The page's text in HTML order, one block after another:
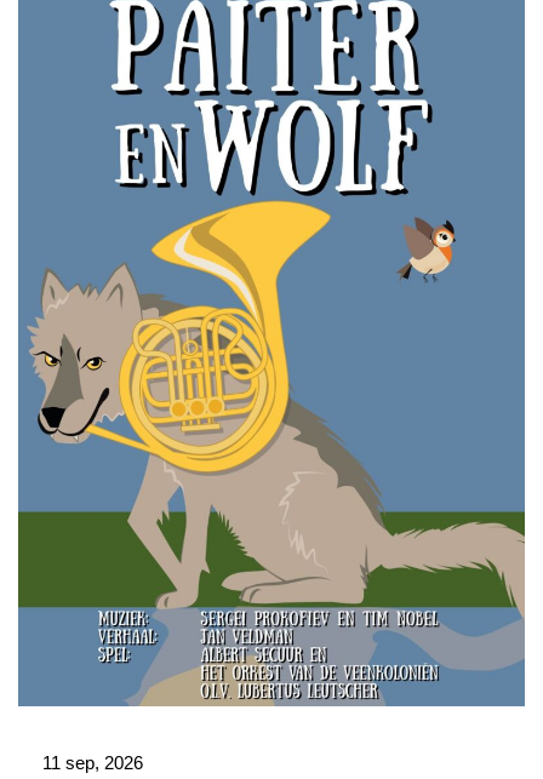
11 sep, 2026